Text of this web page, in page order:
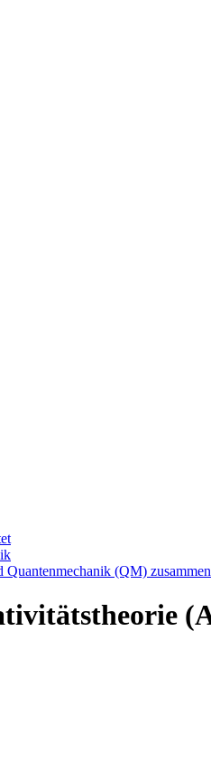
(QM)